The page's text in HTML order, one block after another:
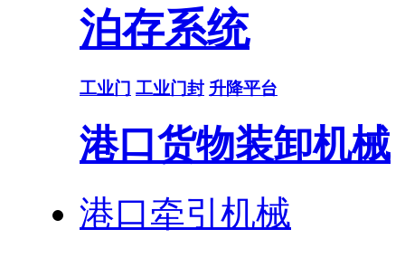
泊存系统
工业门 工业门封 升降平台
港口货物装卸机械
港口牵引机械